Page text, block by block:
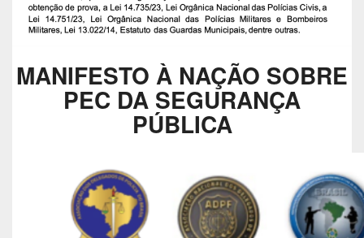
MANIFESTO À NAÇÃO SOBRE
PEC DA SEGURANÇA
PÚBLICA